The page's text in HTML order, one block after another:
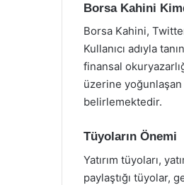
Borsa Kahini
Borsa Kahini,
Kullanıcı adıyla
finansal
üzerine yoğunlaşan
belirlemektedir.
Tüyoların Önemi
Yatırım tüyoları,
paylaştığı tüyolar,